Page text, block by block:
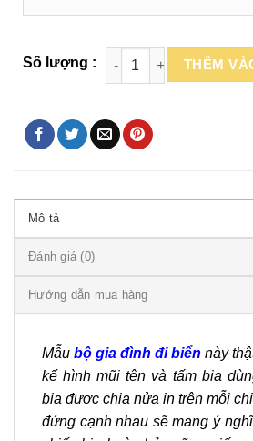
đến
THÊM
Mô tả
Đánh giá (0)
Hướng dẫn mua hàng
Mẫu bộ gia đình đi biển này
kế hình mũi tên và tấm bia
bia được chia nửa in trên mỗi
đứng cạnh nhau sẽ mang ý